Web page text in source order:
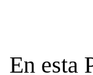
En esta